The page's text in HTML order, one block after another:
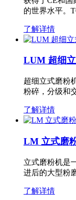
的世界水平。
了解详情
LUM 超细
超细立式磨粉
粉碎，分级和
了解详情
LM 立式磨
立式磨粉机是
进后的大型粉
了解详情